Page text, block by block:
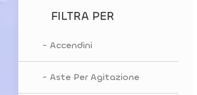
FILTRA PER
Accendini
Aste Per Agitazione